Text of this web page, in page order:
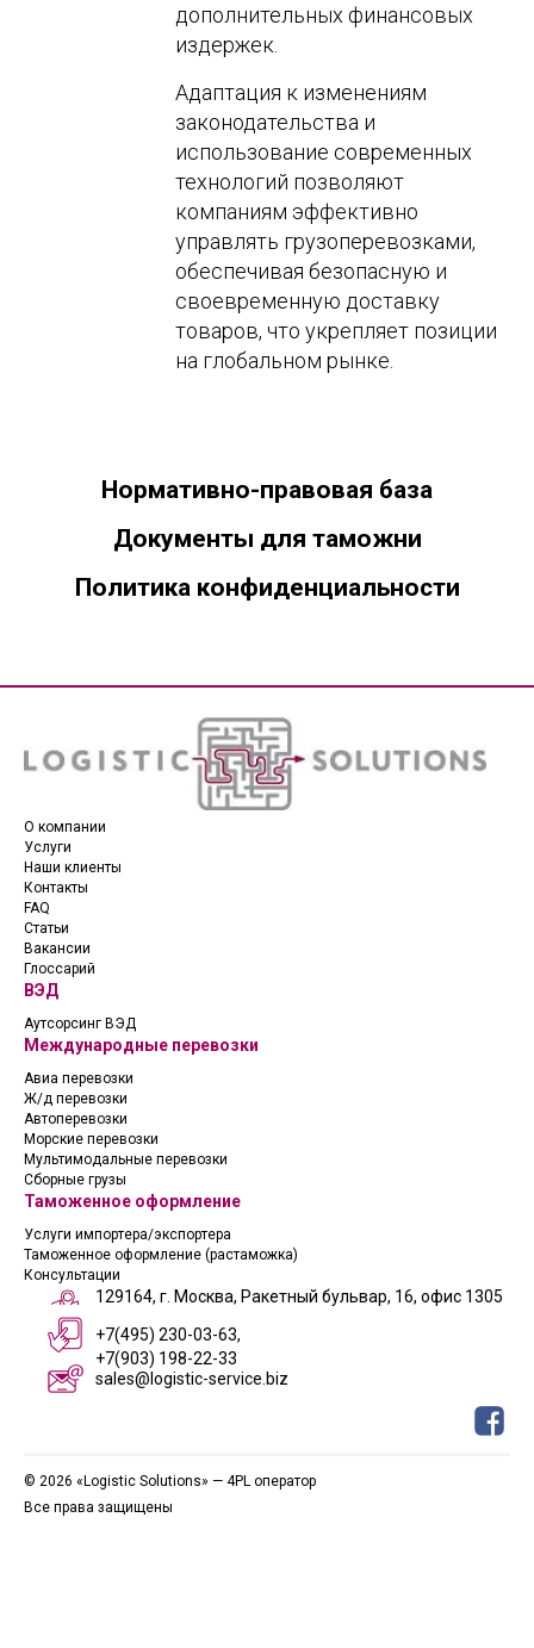
дополнительных финансовых
издержек.
Адаптация к изменениям
законодательства и
использование современных
технологий позволяют
компаниям эффективно
управлять грузоперевозками,
обеспечивая безопасную и
своевременную доставку
товаров, что укрепляет позиции
на глобальном рынке.
Нормативно-правовая база
Документы для таможни
Политика конфиденциальности
О компании
Услуги
Наши клиенты
Контакты
FAQ
Статьи
Вакансии
Глоссарий
ВЭД
Аутсорсинг ВЭД
Международные перевозки
Авиа перевозки
Ж/д перевозки
Автоперевозки
Морские перевозки
Мультимодальные перевозки
Сборные грузы
Таможенное оформление
Услуги импортера/экспортера
Таможенное оформление (растаможка)
Консультации
129164, г. Москва, Ракетный бульвар, 16, офис 1305
+7(495) 230-03-63,
+7(903) 198-22-33
sales@logistic-service.biz
© 2026 «Logistic Solutions» — 4PL оператор
Все права защищены